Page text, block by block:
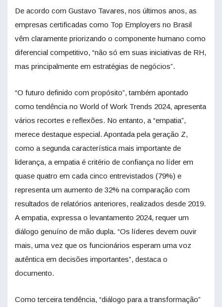
De acordo com Gustavo Tavares, nos últimos anos, as
empresas certificadas como Top Employers no Brasil
vêm claramente priorizando o componente humano como
diferencial competitivo, “não só em suas iniciativas de RH,
mas principalmente em estratégias de negócios”.
“O futuro definido com propósito”, também apontado
como tendência no World of Work Trends 2024, apresenta
vários recortes e reflexões. No entanto, a “empatia”,
merece destaque especial. Apontada pela geração Z,
como a segunda característica mais importante de
liderança, a empatia é critério de confiança no líder em
quase quatro em cada cinco entrevistados (79%) e
representa um aumento de 32% na comparação com
resultados de relatórios anteriores, realizados desde 2019.
A empatia, expressa o levantamento 2024, requer um
diálogo genuíno de mão dupla. “Os líderes devem ouvir
mais, uma vez que os funcionários esperam uma voz
autêntica em decisões importantes”, destaca o
documento.
Como terceira tendência, “diálogo para a transformação”